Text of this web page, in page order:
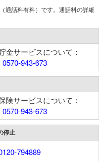
通話料有料）です。通話料の詳細
金サービスについて：
0570-943-673
険サービスについて：
0570-943-673
停止
794889